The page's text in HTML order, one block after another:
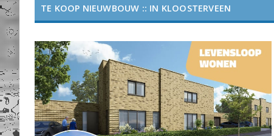
TE KOOP NIEUWBOUW :: IN KLOOSTERVEEN